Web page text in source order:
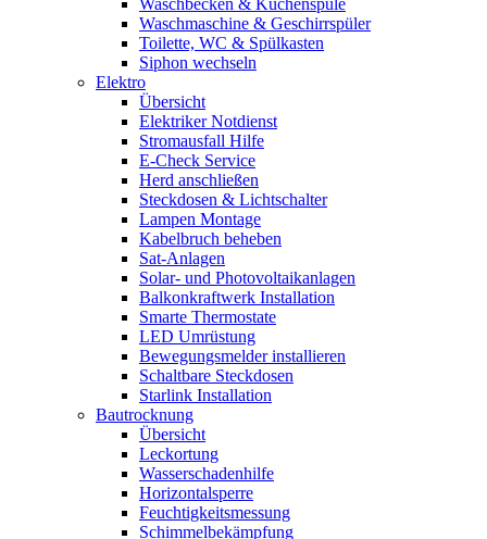
Waschbecken & Küchenspüle
Waschmaschine & Geschirrspüler
Toilette, WC & Spülkasten
Siphon wechseln
Elektro
Übersicht
Elektriker Notdienst
Stromausfall Hilfe
E-Check Service
Herd anschließen
Steckdosen & Lichtschalter
Lampen Montage
Kabelbruch beheben
Sat-Anlagen
Solar- und Photovoltaikanlagen
Balkonkraftwerk Installation
Smarte Thermostate
LED Umrüstung
Bewegungsmelder installieren
Schaltbare Steckdosen
Starlink Installation
Bautrocknung
Übersicht
Leckortung
Wasserschadenhilfe
Horizontalsperre
Feuchtigkeitsmessung
Schimmelbekämpfung